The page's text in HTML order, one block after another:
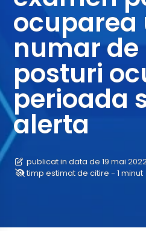
ocuparea
numar de
posturi
perioada
alerta
publicat in data de 19 mai
timp estimat de citire - 1 minut